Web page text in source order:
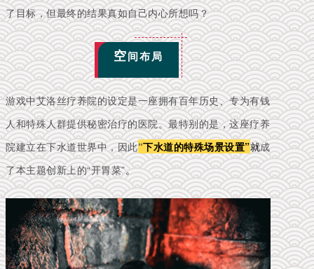
了目标，但最终的结果真如自己内心所想吗？
空间布局
游戏中艾洛丝疗养院的设定是一座拥有百年历史、专为有钱
人和特殊人群提供秘密治疗的医院。最特别的是，这座疗养
院建立在下水道世界中，因此“下水道的特殊场景设置”就成
了本主题创新上的“开胃菜”。